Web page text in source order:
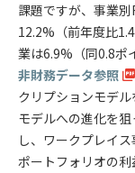
課題ですが、事業
12.2%（前年度比
業は6.9%（同0.8ポ
非財務データ参照
クリプションモデ
モデルへの進化を
し、ワークプレイ
ポートフォリオの